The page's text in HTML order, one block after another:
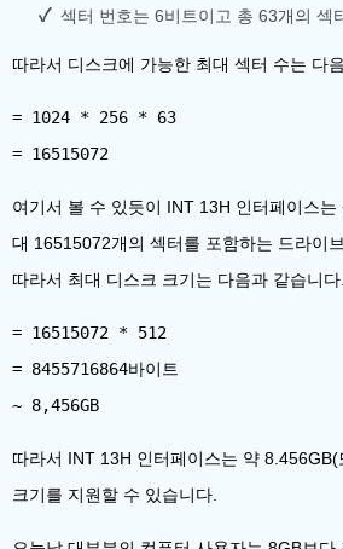
섹터 번호는 6비트이고 총 63개의 섹
따라서 디스크에 가능한 최대 섹터 수는 다
= 1024 * 256 * 63
여기서 볼 수 있듯이 INT 13H 인터페이스
대 16515072개의 섹터를 포함하는 드라이
따라서 최대 디스크 크기는 다음과 같습니다.
= 16515072 * 512
= 8455716864바이트
따라서 INT 13H 인터페이스는 약
크기를 지원할 수 있습니다.